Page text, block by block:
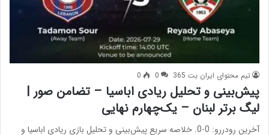
تیم محتوای ایران بت 365 0
0
پیش‌بینی و تحلیل ریادی اباسیا – تضامن صور |
لیگ برتر لبنان – یک‌چهارم نهایی
آخرین رودررو: 0-0. خلاصه سریع پیش‌بینی و تحلیل بازی ریادی اباسیا و